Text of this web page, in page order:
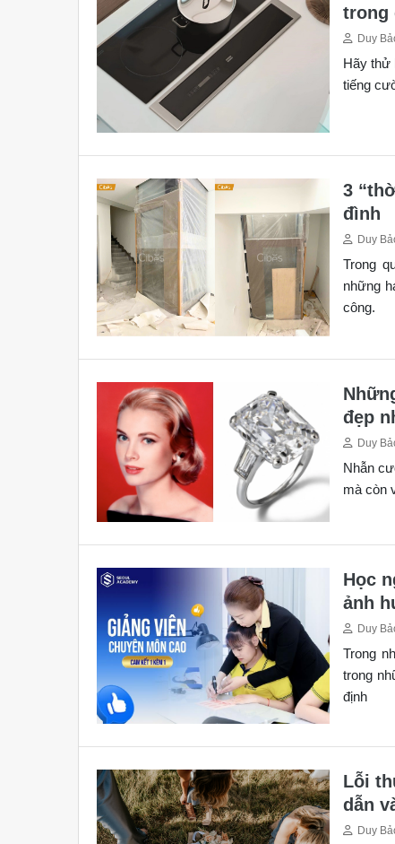
trong
Duy
Hãy thử
tiếng
3
đình
Duy
Trong
những
công.
đẹp
Duy
Nhẫn
mà còn
Học
ảnh
Duy
Trong
trong
định
Lỗi
dẫn
Duy